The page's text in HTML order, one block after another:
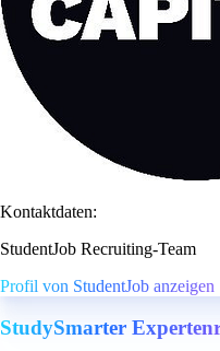
Kontaktdaten:
StudentJob Recruiting-Team
Profil von StudentJob anzeigen
StudySmarter